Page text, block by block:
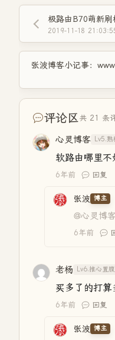
极路由B70萌新
2019-11-18
张波博客小记事：
评论区共 21 条
心灵博客 Lv5.熟
软路由哪里不
6年前 回复
张波 博主
@心灵博客
6年前
老杨 Lv6.推心置腹
买多了的打
6年前 回复
张波 博主